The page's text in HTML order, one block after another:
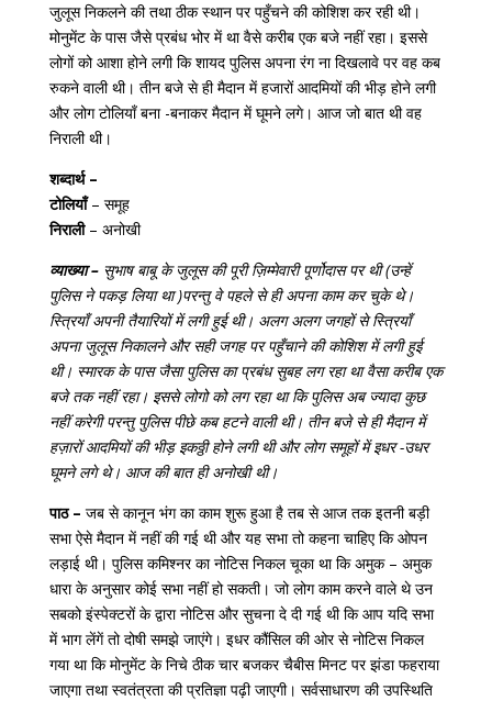
जुलूस निकलने की तथा ठीक स्थान पर पहुँचने की कोशिश कर रही थी।
मोनुमेंट के पास जैसे प्रबंध भोर में था वैसे करीब एक बजे नहीं रहा। इससे
लोगों को आशा होने लगी कि शायद पुलिस अपना रंग ना दिखलावे पर वह कब
रुकने वाली थी। तीन बजे से ही मैदान में हजारों आदमियों की भीड़ होने लगी
और लोग टोलियाँ बना -बनाकर मैदान में घूमने लगे। आज जो बात थी वह
निराली थी।
शब्दार्थ –
टोलियाँ– समूह
निराली– अनोखी
व्याख्या – सुभाष बाबू के जुलूस की पूरी ज़िम्मेवारी पूर्णोदास पर थी (उन्हें
पुलिस ने पकड़ लिया था )परन्तु वे पहले से ही अपना काम कर चुके थे।
स्त्रियाँ अपनी तैयारियों में लगी हुई थी। अलग अलग जगहों से स्त्रियाँ
अपना जुलूस निकालने और सही जगह पर पहुँचाने की कोशिश में लगी हुई
थी। स्मारक के पास जैसा पुलिस का प्रबंध सुबह लग रहा था वैसा करीब एक
बजे तक नहीं रहा। इससे लोगो को लग रहा था कि पुलिस अब ज्यादा कुछ
नहीं करेगी परन्तु पुलिस पीछे कब हटने वाली थी। तीन बजे से ही मैदान में
हज़ारों आदमियों की भीड़ इकठ्ठी होने लगी थी और लोग समूहों में इधर -उधर
घूमने लगे थे। आज की बात ही अनोखी थी।
पाठ – जब से कानून भंग का काम शुरू हुआ है तब से आज तक इतनी बड़ी
सभा ऐसे मैदान में नहीं की गई थी और यह सभा तो कहना चाहिए कि ओपन
लड़ाई थी। पुलिस कमिश्नर का नोटिस निकल चूका था कि अमुक – अमुक
धारा के अनुसार कोई सभा नहीं हो सकती। जो लोग काम करने वाले थे उन
सबको इंस्पेक्टरों के द्वारा नोटिस और सुचना दे दी गई थी कि आप यदि सभा
में भाग लेंगें तो दोषी समझे जाएंगे। इधर कौंसिल की ओर से नोटिस निकल
गया था कि मोनुमेंट के निचे ठीक चार बजकर चैबीस मिनट पर झंडा फहराया
जाएगा तथा स्वतंत्रता की प्रतिज्ञा पढ़ी जाएगी। सर्वसाधारण की उपस्थिति